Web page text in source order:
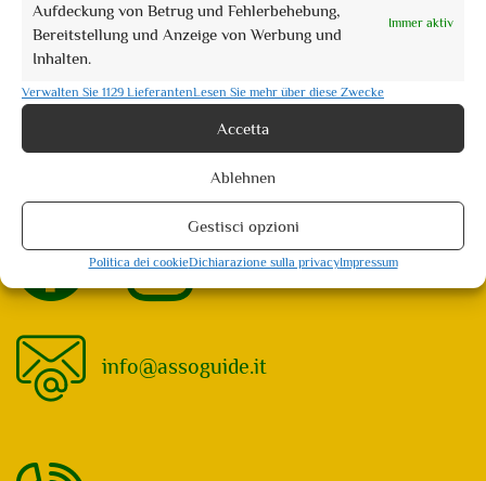
Aufdeckung von Betrug und Fehlerbehebung,
Bereitstellung und Anzeige von Werbung und
Inhalten.
Immer aktiv
Verwalten Sie 1129 LieferantenLesen Sie mehr über diese Zwecke
Accetta
Ablehnen
Gestisci opzioni
Politica dei cookieDichiarazione sulla privacyImpressum
From €10,00
Book now
Assisi: 5 Veranstaltungen gefunden. Showing 1 - 5
Not what you're looking for?
info@assoguide.it